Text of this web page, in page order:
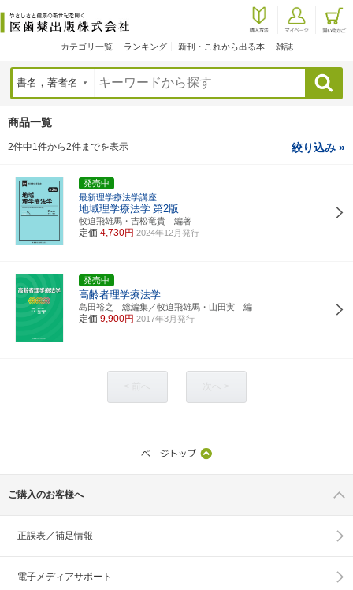
カテゴリ一覧 ランキング 新刊・これから出る本 雑誌
検索
商品一覧
2件中1件から2件までを表示 絞り込み »
発売中
最新理学療法学講座
地域理学療法学 第2版
牧迫飛雄馬・吉松竜貴 編著
定価 4,730円 2024年12月発行
発売中
高齢者理学療法学
島田裕之 総編集／牧迫飛雄馬・山田実 編
定価 9,900円 2017年3月発行
ご購入のお客様へ
正誤表／補足情報
電子メディアサポート